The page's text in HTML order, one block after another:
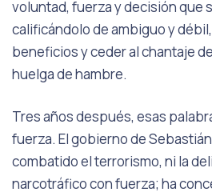
voluntad, fuerza y decisión que
calificándolo de ambiguo y
beneficios y ceder al chantaje
huelga de hambre.
Tres años después, esas
fuerza. El gobierno de
combatido el terrorismo, ni la
narcotráfico con fuerza; ha